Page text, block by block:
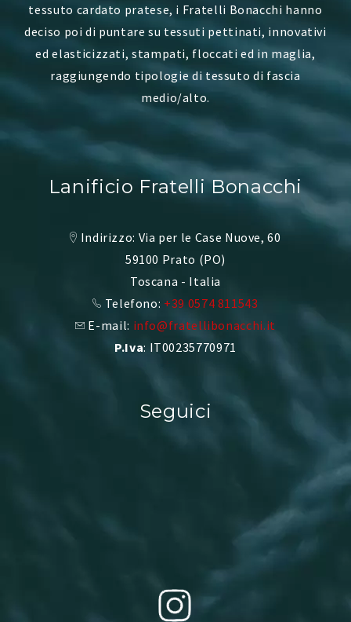
tessuto cardato pratese, i Fratelli Bonacchi hanno
deciso poi di puntare su tessuti pettinati, innovativi
ed elasticizzati, stampati, floccati ed in maglia,
raggiungendo tipologie di tessuto di fascia
medio/alto.
Lanificio Fratelli Bonacchi
Indirizzo: Via per le Case Nuove, 60
59100 Prato (PO)
Toscana - Italia
Telefono: +39 0574 811543
E-mail: info@fratellibonacchi.it
P.Iva: IT00235770971
Seguici